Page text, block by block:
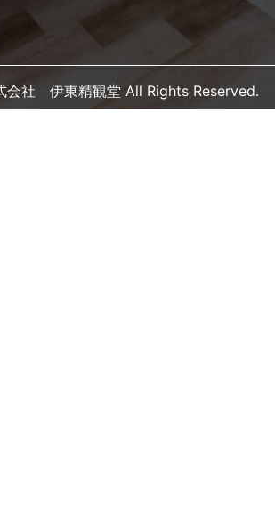
社 伊東精観堂 All Rights Reserved.